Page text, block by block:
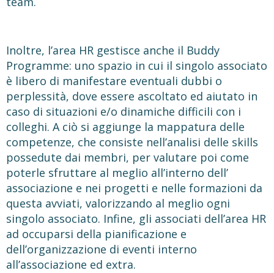
Inoltre, l’area HR gestisce anche il Buddy
Programme: uno spazio in cui il singolo associato
è libero di manifestare eventuali dubbi o
perplessità, dove essere ascoltato ed aiutato in
caso di situazioni e/o dinamiche difficili con i
colleghi. A ciò si aggiunge la mappatura delle
competenze, che consiste nell’analisi delle skills
possedute dai membri, per valutare poi come
poterle sfruttare al meglio all’interno dell’
associazione e nei progetti e nelle formazioni da
questa avviati, valorizzando al meglio ogni
singolo associato. Infine, gli associati dell’area HR
ad occuparsi della pianificazione e
dell’organizzazione di eventi interno
all’associazione ed extra.